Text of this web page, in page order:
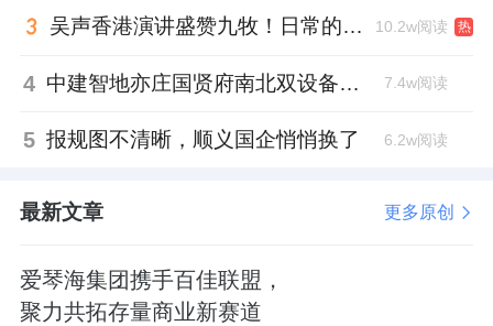
吴声香港演讲盛赞九牧！日常的小锚点变成科技突破点！ 10.2w阅读 热
4 中建智地亦庄国贤府南北双设备平台，得房率创区域新高 7.4w阅读
5 报规图不清晰，顺义国企悄悄换了 6.2w阅读
最新文章 更多原创
爱琴海集团携手百佳联盟，
聚力共拓存量商业新赛道